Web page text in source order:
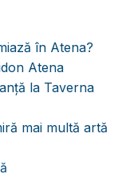
în Atena?
Atena
la Taverna
mai multă artă